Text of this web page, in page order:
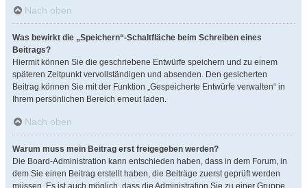
Nach oben
Was bewirkt die „Speichern“-Schaltfläche beim Schreiben eines
Beitrags?
Hiermit können Sie die geschriebene Entwürfe speichern und zu einem
späteren Zeitpunkt vervollständigen und absenden. Den gesicherten
Beitrag können Sie mit der Funktion „Gespeicherte Entwürfe verwalten“ in
Ihrem persönlichen Bereich erneut laden.
Nach oben
Warum muss mein Beitrag erst freigegeben werden?
Die Board-Administration kann entschieden haben, dass in dem Forum, in
dem Sie einen Beitrag erstellt haben, die Beiträge zuerst geprüft werden
müssen. Es ist auch möglich, dass die Administration Sie zu einer Gruppe